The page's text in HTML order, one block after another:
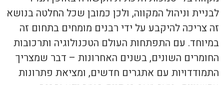
לבניית וניהול המקווה, ולכן כמובן שכל החלטה בנושא
זה צריכה להיקבע על ידי רבנים מומחים בתחום זה
במיוחד. עם התפתחות העולם הטכנולוגיה ותרכובות
החומרים השונים, בשנים האחרונות – דבר שמצריך
התמודדויות עם אתגרים חדשים, ומציאת פתרונות